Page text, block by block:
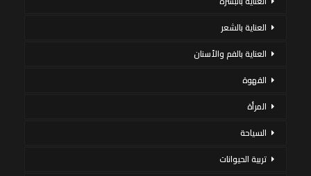
العناية بالشعر
العناية بالفم والأسنان
القهوة
المرأة
السياحة
تربية الحيوانات